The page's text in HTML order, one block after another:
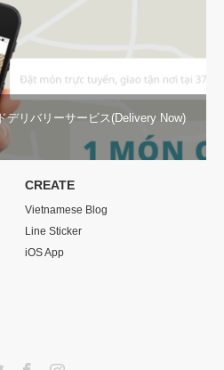
デリバリーサービス(Delivery Now)
CREATE
Vietnamese Blog
Line Sticker
iOS App